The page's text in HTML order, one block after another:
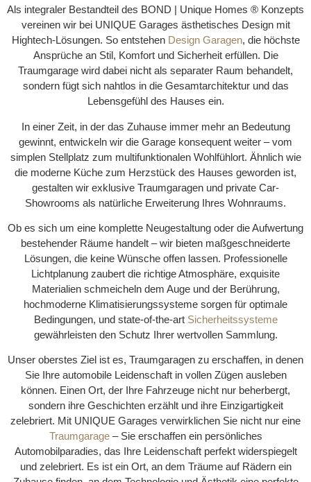
Als integraler Bestandteil des BOND | Unique Homes ® Konzepts
vereinen wir bei UNIQUE Garages ästhetisches Design mit
Hightech-Lösungen. So entstehen Design Garagen, die höchste
Ansprüche an Stil, Komfort und Sicherheit erfüllen. Die
Traumgarage wird dabei nicht als separater Raum behandelt,
sondern fügt sich nahtlos in die Gesamtarchitektur und das
Lebensgefühl des Hauses ein.
In einer Zeit, in der das Zuhause immer mehr an Bedeutung
gewinnt, entwickeln wir die Garage konsequent weiter – vom
simplen Stellplatz zum multifunktionalen Wohlfühlort. Ähnlich wie
die moderne Küche zum Herzstück des Hauses geworden ist,
gestalten wir exklusive Traumgaragen und private Car-
Showrooms als natürliche Erweiterung Ihres Wohnraums.
Ob es sich um eine komplette Neugestaltung oder die Aufwertung
bestehender Räume handelt – wir bieten maßgeschneiderte
Lösungen, die keine Wünsche offen lassen. Professionelle
Lichtplanung zaubert die richtige Atmosphäre, exquisite
Materialien schmeicheln dem Auge und der Berührung,
hochmoderne Klimatisierungssysteme sorgen für optimale
Bedingungen, und state-of-the-art Sicherheitssysteme
gewährleisten den Schutz Ihrer wertvollen Sammlung.
Unser oberstes Ziel ist es, Traumgaragen zu erschaffen, in denen
Sie Ihre automobile Leidenschaft in vollen Zügen ausleben
können. Einen Ort, der Ihre Fahrzeuge nicht nur beherbergt,
sondern ihre Geschichten erzählt und ihre Einzigartigkeit
zelebriert. Mit UNIQUE Garages verwirklichen Sie nicht nur eine
Traumgarage– Sie erschaffen ein persönliches
Automobilparadies, das Ihre Leidenschaft perfekt widerspiegelt
und zelebriert. Es ist ein Ort, an dem Träume auf Rädern ein